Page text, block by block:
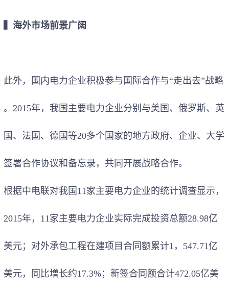
▍海外市场前景广阔
此外，国内电力企业积极参与国际合作与“走出去”战略
。2015年，我国主要电力企业分别与美国、俄罗斯、英
国、法国、德国等20多个国家的地方政府、企业、大学
签署合作协议和备忘录，共同开展战略合作。
根据中电联对我国11家主要电力企业的统计调查显示，
2015年，11家主要电力企业实际完成投资总额28.98亿
美元；对外承包工程在建项目合同额累计1，547.71亿
美元，同比增长约17.3%；新签合同额合计472.05亿美